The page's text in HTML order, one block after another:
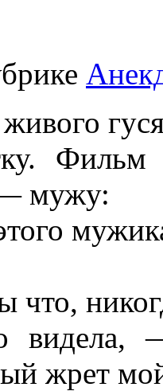
мужу:
видела,
жрет